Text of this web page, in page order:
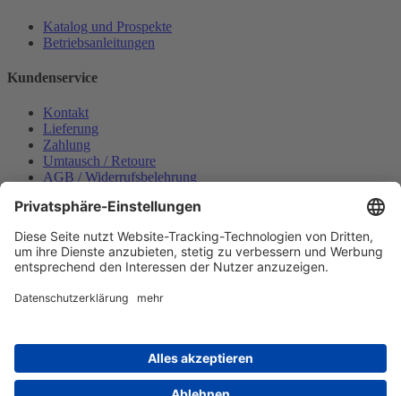
Katalog und Prospekte
Betriebsanleitungen
Kundenservice
Kontakt
Lieferung
Zahlung
Umtausch / Retoure
AGB / Widerrufsbelehrung
Datenschutzerklärung
Bestellung widerrufen
Mein konto
Zahlungsmöglichkeiten